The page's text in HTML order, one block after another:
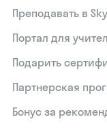
Преподавать в
Портал для
Подарить
Партнерская
Бонус за